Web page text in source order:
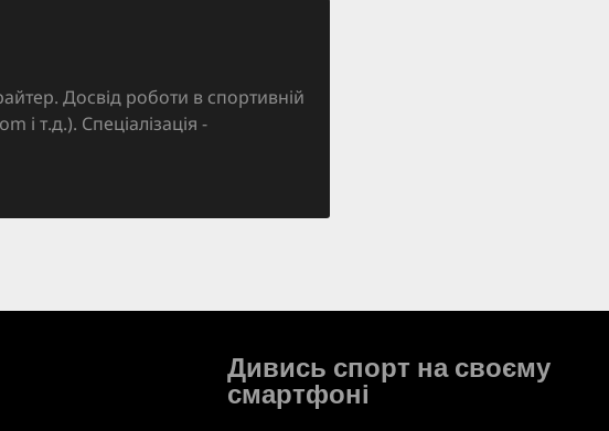
Досвід роботи в спортивній
і т.д.). Спеціалізація -
Дивись спорт на своєму
смартфоні